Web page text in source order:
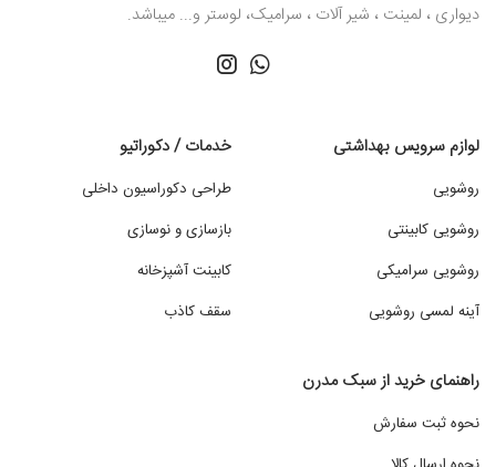
دیواری ، لمینت ، شیر آلات ، سرامیک، لوستر و... میباشد.
لوازم سرویس بهداشتی
روشویی
روشویی کابینتی
روشویی سرامیکی
آینه لمسی روشویی
خدمات / دکوراتیو
طراحی دکوراسیون داخلی
بازسازی و نوسازی
کابینت آشپزخانه
سقف کاذب
راهنمای خرید از سبک مدرن
نحوه ثبت سفارش